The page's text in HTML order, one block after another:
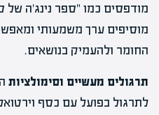
מודפסים כמו "ספר נינג'ה
מוסיפים ערך משמעותי
החומר ולהעמיק בנושאים.
תרגולים מעשיים וסימולציות
לתרגול בפועל עם כסף